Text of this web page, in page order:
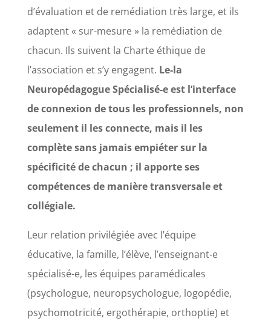
d’évaluation et de remédiation très large, et ils
adaptent « sur-mesure » la remédiation de
chacun. Ils suivent la Charte éthique de
l’association et s’y engagent. Le-la
Neuropédagogue Spécialisé-e est l’interface
de connexion de tous les professionnels, non
seulement il les connecte, mais il les
complète sans jamais empiéter sur la
spécificité de chacun ; il apporte ses
compétences de manière transversale et
collégiale.
Leur relation privilégiée avec l’équipe
éducative, la famille, l’élève, l’enseignant-e
spécialisé-e, les équipes paramédicales
(psychologue, neuropsychologue, logopédie,
psychomotricité, ergothérapie, orthoptie) et